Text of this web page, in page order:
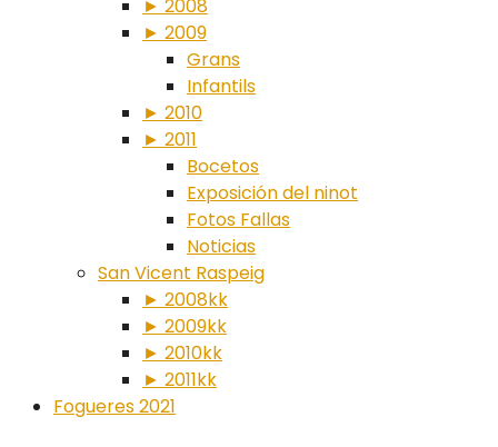
► 2008
► 2009
Grans
Infantils
► 2010
► 2011
Bocetos
Exposición del ninot
Fotos Fallas
Noticias
San Vicent Raspeig
► 2008kk
► 2009kk
► 2010kk
► 2011kk
Fogueres 2021